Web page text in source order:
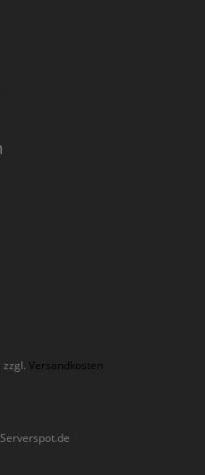
Versandkosten
Serverspot.de